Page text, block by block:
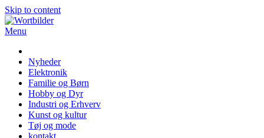
Skip to content
Menu
Nyheder
Elektronik
Familie og Børn
Hobby og Dyr
Industri og Erhverv
Kunst og kultur
Tøj og mode
kontakt